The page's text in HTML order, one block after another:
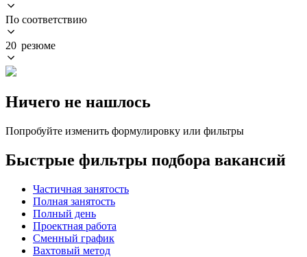
По соответствию
20 резюме
Ничего не нашлось
Попробуйте изменить формулировку или фильтры
Быстрые фильтры подбора вакансий
Частичная занятость
Полная занятость
Полный день
Проектная работа
Сменный график
Вахтовый метод